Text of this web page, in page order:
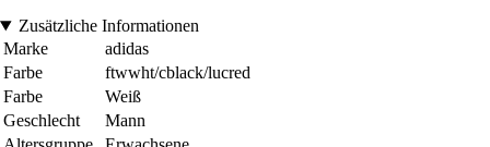
Zusätzliche Informationen
Marke
adidas
Farbe
ftwwht/cblack/lucred
Farbe
Weiß
Geschlecht
Mann